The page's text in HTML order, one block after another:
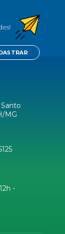
Santo
MG
-